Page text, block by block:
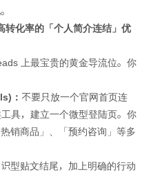
转化率的「个人简介连结」优
上最宝贵的黄金导流位。你
： 不要只放一个官网首页连
具，建立一个微型登陆页。你
销商品」、「预约咨询」等多
型贴文结尾，加上明确的行动